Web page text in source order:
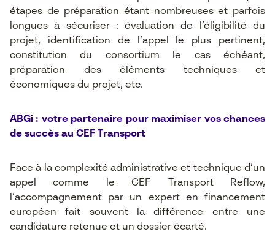
étapes de préparation étant nombreuses et parfois
longues à sécuriser : évaluation de l’éligibilité du
projet, identification de l’appel le plus pertinent,
constitution du consortium le cas échéant,
préparation des éléments techniques et
économiques du projet, etc.
ABGi : votre partenaire pour maximiser vos chances
de succès au CEF Transport
Face à la complexité administrative et technique d’un
appel comme le CEF Transport Reflow,
l’accompagnement par un expert en financement
européen fait souvent la différence entre une
candidature retenue et un dossier écarté.